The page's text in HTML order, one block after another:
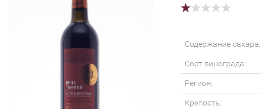
Содержание сахара:
Сорт винограда:
Регион:
Крепость: